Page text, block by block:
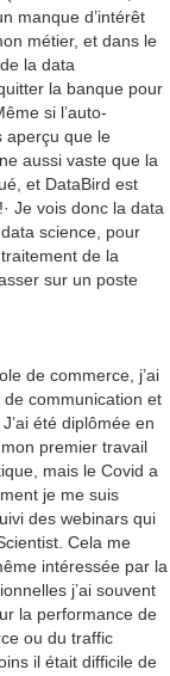
manque d’intérêt
métier, et dans le
la data
la banque pour
si l’auto-
aperçu que le
aussi vaste que la
et DataBird est
Je vois donc la data
science, pour
de la
sur un poste
de commerce, j’ai
de communication et
été diplômée en
premier travail
mais le Covid a
je me suis
des webinars qui
Cela me
intéressée par la
j’ai souvent
la performance de
ou du traffic
il était difficile de